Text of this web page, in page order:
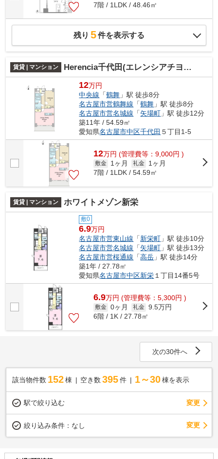
7階 / 1LDK / 48.46㎡
残り 5件を表示する
賃貸 | マンション Herencia千代田(エレンシアチヨダ)
12万円
中央線 「鶴舞 」駅 徒歩8分
名古屋市営鶴舞線 「鶴舞 」駅 徒歩8分
名古屋市営名城線 「矢場町 」駅 徒歩12分
築11年 / 54.59㎡
愛知県名古屋市中区千代田 ５丁目1-5
12万円 (管理費等：9,000円 )
敷金 1ヶ月 礼金
1ヶ月
7階 / 1LDK / 54.59㎡
賃貸 | マンション ホワイトメゾン新栄
敷0
6.9万円
名古屋市営東山線 「新栄町 」駅 徒歩10分
名古屋市営名城線 「矢場町 」駅 徒歩13分
名古屋市営桜通線 「高岳 」駅 徒歩14分
築1年 / 27.78㎡
愛知県名古屋市中区新栄 １丁目14番5号
6.9万円 (管理費等：5,300円 )
敷金 0ヶ月 礼金 9.5万円
6階 / 1K / 27.78㎡
次の30件へ
該当物件数 152棟 空き数 395 件 1～30 棟を表示
駅で絞り込む 変更
絞り込み条件： なし 変更